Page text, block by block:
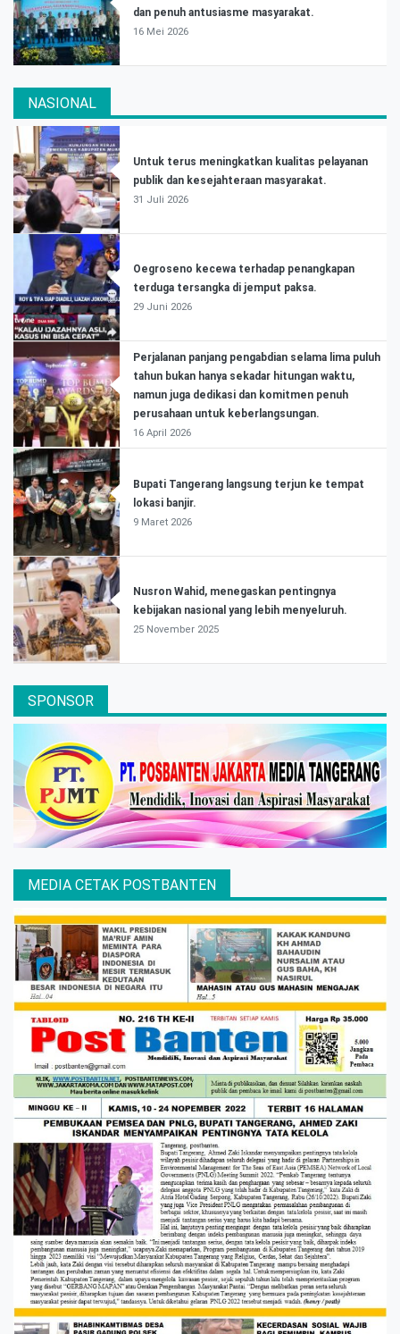
dan penuh antusiasme masyarakat.
16 Mei 2026
NASIONAL
Untuk terus meningkatkan kualitas pelayanan
publik dan kesejahteraan masyarakat.
31 Juli 2026
Oegroseno kecewa terhadap penangkapan
terduga tersangka di jemput paksa.
29 Juni 2026
Perjalanan panjang pengabdian selama lima puluh
tahun bukan hanya sekadar hitungan waktu,
namun juga dedikasi dan komitmen penuh
perusahaan untuk keberlangsungan.
16 April 2026
Bupati Tangerang langsung terjun ke tempat
lokasi banjir.
9 Maret 2026
Nusron Wahid, menegaskan pentingnya
kebijakan nasional yang lebih menyeluruh.
25 November 2025
SPONSOR
MEDIA CETAK POSTBANTEN